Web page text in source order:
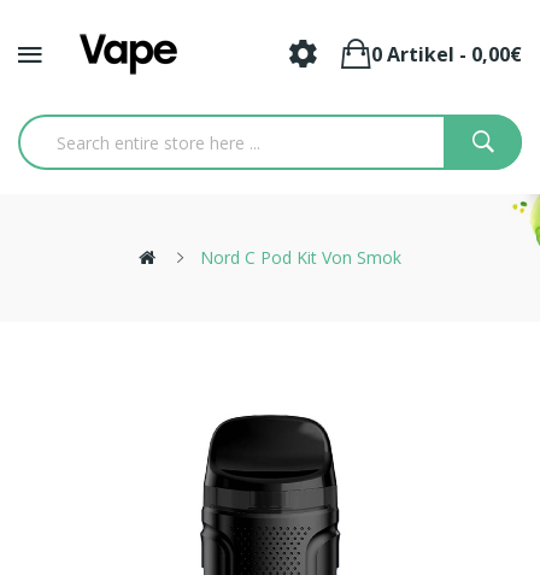
0 Artikel - 0,00€
Nord C Pod Kit Von Smok